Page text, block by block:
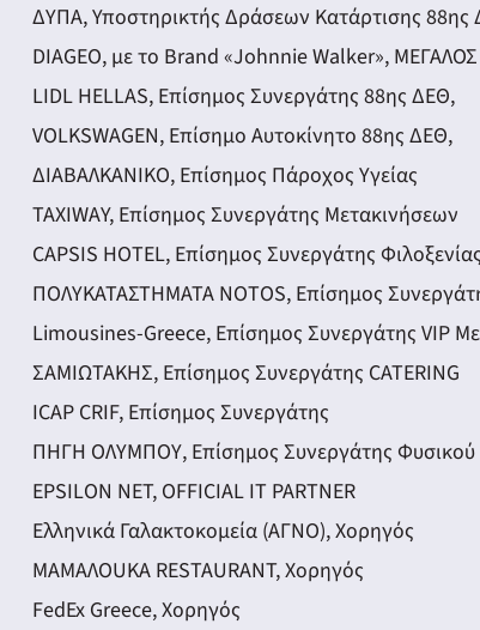
ΔΥΠΑ, Υποστηρικτής Δράσεων Κατάρτισης 88ης
DIAGEO, με το Brand «Johnnie Walker»,
LIDL HELLAS, Επίσημος Συνεργάτης 88ης ΔΕΘ,
VOLKSWAGEN, Επίσημο Αυτοκίνητο 88ης ΔΕΘ,
ΔΙΑΒΑΛΚΑΝΙΚΟ, Επίσημος Πάροχος Υγείας
TAXIWAY, Επίσημος Συνεργάτης Μετακινήσεων
CAPSIS HOTEL, Επίσημος Συνεργάτης Φιλοξενίας
ΠΟΛΥΚΑΤΑΣΤΗΜΑΤΑ NOTOS, Επίσημος
Limousines-Greece, Επίσημος Συνεργάτης VIP
ΣΑΜΙΩΤΑΚΗΣ, Επίσημος Συνεργάτης CATERING
ICAP CRIF, Επίσημος Συνεργάτης
ΠΗΓΗ ΟΛΥΜΠΟΥ, Επίσημος Συνεργάτης Φυσικού
EPSILON NET, OFFICIAL IT PARTNER
Ελληνικά Γαλακτοκομεία (ΑΓΝΟ), Χορηγός
ΜΑΜΑΛΟUKA RESTAURANT, Χορηγός
FedEx Greece, Χορηγός